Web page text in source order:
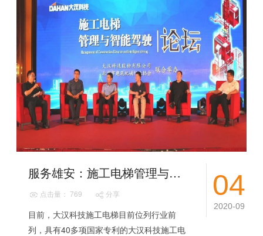
04
2020-09
服务雄安：施工电梯管理与智能驾驶论坛
点击量： 769 分享
目前，大汉科技施工电梯目前位列行业前
列，具有40多项国家专利的大汉科技施工电